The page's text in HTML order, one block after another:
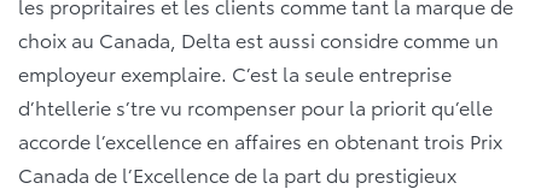
choix au Canada, Delta est aussi considre comme un
employeur exemplaire. C’est la seule entreprise
d’htellerie s’tre vu rcompenser pour la priorit qu’elle
accorde l’excellence en affaires en obtenant trois Prix
Canada de l’Excellence de la part du prestigieux